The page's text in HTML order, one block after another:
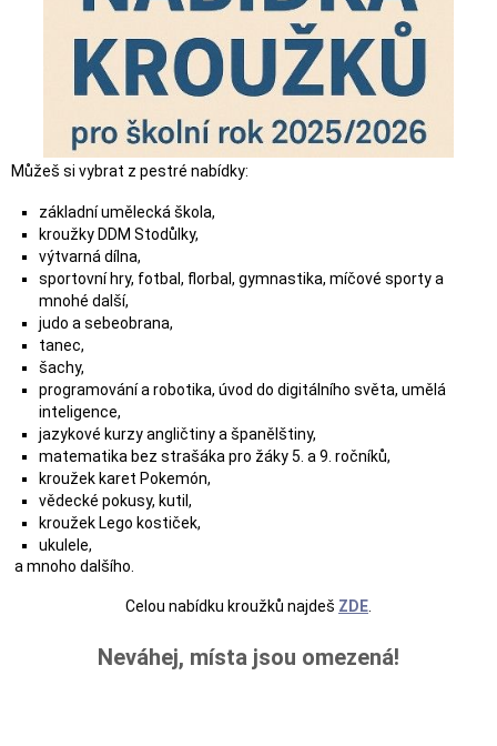
Můžeš si vybrat z pestré nabídky:
základní umělecká škola,
kroužky DDM Stodůlky,
výtvarná dílna,
sportovní hry, fotbal, florbal, gymnastika, míčové sporty a
mnohé další,
judo a sebeobrana,
tanec,
šachy,
programování a robotika, úvod do digitálního světa, umělá
inteligence,
jazykové kurzy angličtiny a španělštiny,
matematika bez strašáka pro žáky 5. a 9. ročníků,
kroužek karet Pokemón,
vědecké pokusy, kutil,
kroužek Lego kostiček,
ukulele,
a mnoho dalšího.
Celou nabídku kroužků najdeš ZDE
Neváhej, místa jsou omezená!